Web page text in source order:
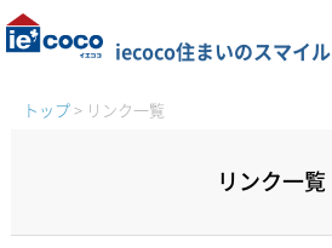
iecoco住まいのスマイル
トップ> リンク一覧
リンク一覧